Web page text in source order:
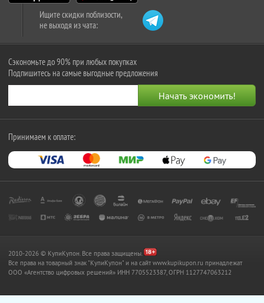
Ищите скидки поблизости,
не выходя из чата:
Сэкономьте до 90% при любых покупках
Подпишитесь на самые выгодные предложения
Принимаем к оплате:
2010-2026 © КупиКупон. Все права защищены.
Все права на товарный знак "КупиКупон" и на сайт www.kupikupon.ru принадлежат
OOO «Агентство цифровых решений» ИНН 7705523387, ОГРН 1127747063212